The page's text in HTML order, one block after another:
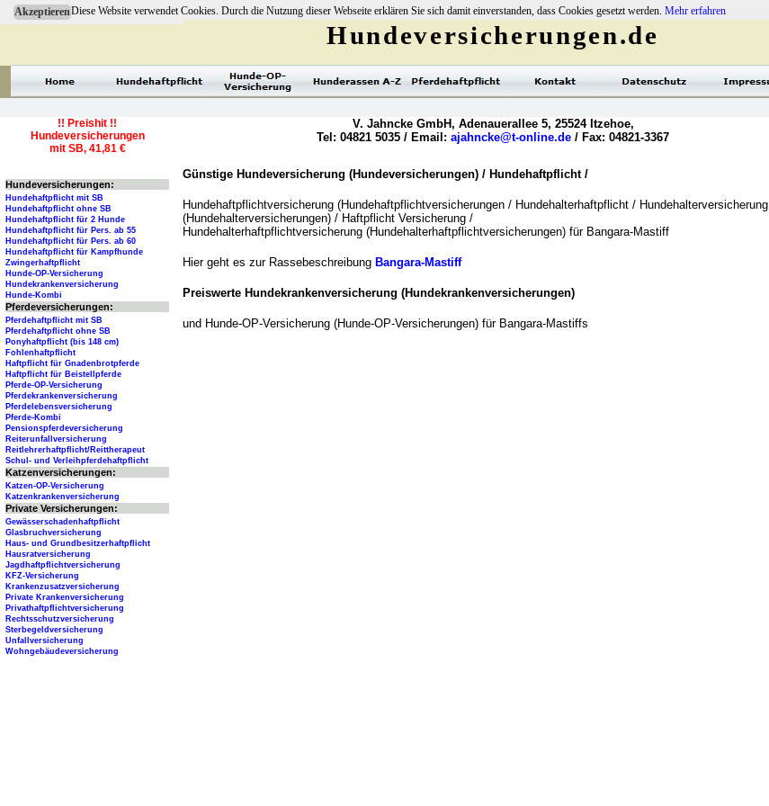
AkzeptierenDiese Website verwendet Cookies. Durch die Nutzung dieser Webseite erklären Sie sich damit einverstanden, dass Cookies gesetzt werden. Mehr erfahren
Günstige Hundeversicherung (Hundeversicherungen) / Hundehaftpflicht /
Hundehaftpflichtversicherung (Hundehaftpflichtversicherungen / Hundehalterhaftpflicht / Hundehalterversicherung
(Hundehalterversicherungen) / Haftpflicht Versicherung /
Hundehalterhaftpflichtversicherung (Hundehalterhaftpflichtversicherungen) für Bangara-Mastiff
Hier geht es zur Rassebeschreibung Bangara-Mastiff
Preiswerte Hundekrankenversicherung (Hundekrankenversicherungen)
und Hunde-OP-Versicherung (Hunde-OP-Versicherungen) für Bangara-Mastiffs
Hundeversicherungen.de
V. Jahncke GmbH, Adenauerallee 5, 25524 Itzehoe,
Tel: 04821 5035 / Email: ajahncke@t-online.de / Fax: 04821-3367
!! Preishit !!
Hundeversicherungen
mit SB, 41,81 €
Hundeversicherungen:
Hundehaftpflicht mit SB
Hundehaftpflicht ohne SB
Hundehaftpflicht für 2 Hunde
Hundehaftpflicht für Pers. ab 55
Hundehaftpflicht für Pers. ab 60
Hundehaftpflicht für Kampfhunde
Zwingerhaftpflicht
Hunde-OP-Versicherung
Hundekrankenversicherung
Hunde-Kombi
Pferdeversicherungen:
Pferdehaftpflicht mit SB
Pferdehaftpflicht ohne SB
Ponyhaftpflicht (bis 148 cm)
Fohlenhaftpflicht
Haftpflicht für Gnadenbrotpferde
Haftpflicht für Beistellpferde
Pferde-OP-Versicherung
Pferdekrankenversicherung
Pferdelebensversicherung
Pferde-Kombi
Pensionspferdeversicherung
Reiterunfallversicherung
Reitlehrerhaftpflicht/Reittherapeut
Schul- und Verleihpferdehaftpflicht
Katzenversicherungen:
Katzen-OP-Versicherung
Katzenkrankenversicherung
Private Versicherungen:
Gewässerschadenhaftpflicht
Glasbruchversicherung
Haus- und Grundbesitzerhaftpflicht
Hausratversicherung
Jagdhaftpflichtversicherung
KFZ-Versicherung
Krankenzusatzversicherung
Private Krankenversicherung
Privathaftpflichtversicherung
Rechtsschutzversicherung
Sterbegeldversicherung
Unfallversicherung
Wohngebäudeversicherung